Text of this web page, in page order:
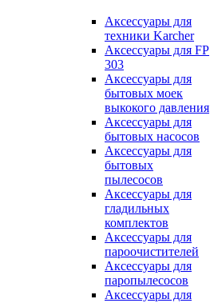
Аксессуары для
техники Karcher
Аксессуары для FP
303
Аксессуары для
бытовых моек
выкокого давления
Аксессуары для
бытовых насосов
Аксессуары для
бытовых
пылесосов
Аксессуары для
гладильных
комплектов
Аксессуары для
пароочистителей
Аксессуары для
паропылесосов
Аксессуары для